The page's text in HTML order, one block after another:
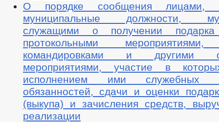
О порядке сообщения лицами,
муниципальные должности,
служащими о получении
протокольными
командировками и другими
мероприятиями, участие в
исполнением ими служебных
обязанностей, сдачи и оценки
(выкупа) и зачисления средств,
реализации